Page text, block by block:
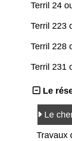
Terril 24
Terril 223
Terril 228
Terril 231
Le
Le
Travaux